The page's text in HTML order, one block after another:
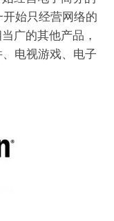
始只经营网络的
广的其他产品，
电视游戏、电子